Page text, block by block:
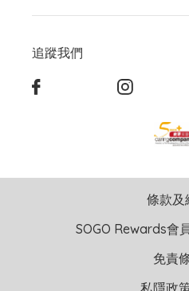
追蹤我們
條款及
SOGO Rewards會
免責
私隱政